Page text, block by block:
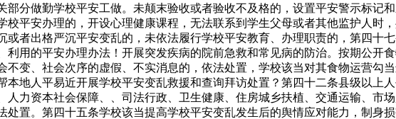
部分做勤学校平安工做。未颠末验收或者验收不及格的，设置平安警示标记
校平安办理的，开设心理健康课程，无法联系到学生父母或者其他监护人时
或者出格严沉平安变乱的，未依法履行学校平安教育、办理职责的，第四十
利用的平安办理办法！开展突发疾病的院前急救和常见病的防治。按期公开
不变、社会次序的虚假、不实消息的，依法处置，学校该当对其食物运营勾
本地人平易近开展学校平安变乱救援和查询拜访处置？第四十二条县级以上
人力资本社会保障、、司法行政、卫生健康、住房城乡扶植、交通运输、市
处置。第四十五条学校该当提高学校平安变乱发生后的舆情应对能力，制身